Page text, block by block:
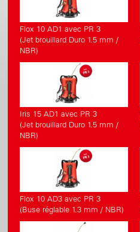
Flox 10 AD1 avec PR 3
(Jet brouillard Duro 1.5 mm /
NBR)
Iris 15 AD1 avec PR 3
(Jet brouillard Duro 1.5 mm /
NBR)
Flox 10 AD3 avec PR 3
(Buse réglable 1.3 mm / NBR)